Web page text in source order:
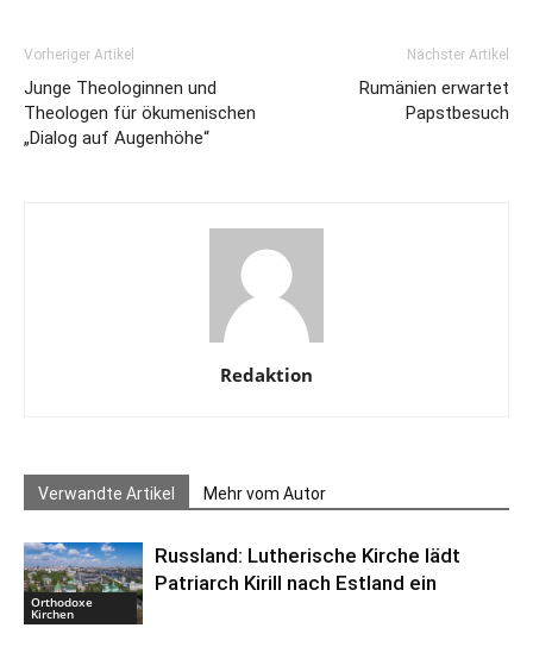
Vorheriger Artikel
Junge Theologinnen und
Theologen für ökumenischen
„Dialog auf Augenhöhe“
Nächster Artikel
Rumänien erwartet
Papstbesuch
Redaktion
Verwandte Artikel Mehr vom Autor
Orthodoxe
Kirchen
Russland: Lutherische Kirche lädt
Patriarch Kirill nach Estland ein